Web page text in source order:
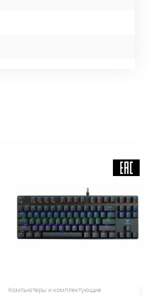
Компьютеры и комплектующие